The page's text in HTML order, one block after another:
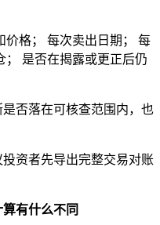
价格； 每次卖出日期； 每
； 是否在揭露或更正后仍
否落在可核查范围内，也
资者先导出完整交易对账
有什么不同